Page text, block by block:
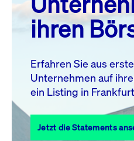
3
4 5 6
10 11 13
17
18 19
31
ihren
Erfahren Sie aus
Unternehmen auf
ein Listing in
Jetzt die Statements